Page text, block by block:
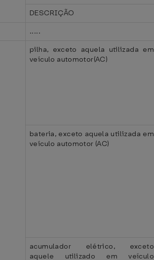
DESCRIÇÃO
.....
pilha, exceto aquela utilizada em
veículo automotor(AC)
bateria, exceto aquela utilizada em
veículo automotor (AC)
acumulador elétrico, exceto
aquele utilizado em veículo